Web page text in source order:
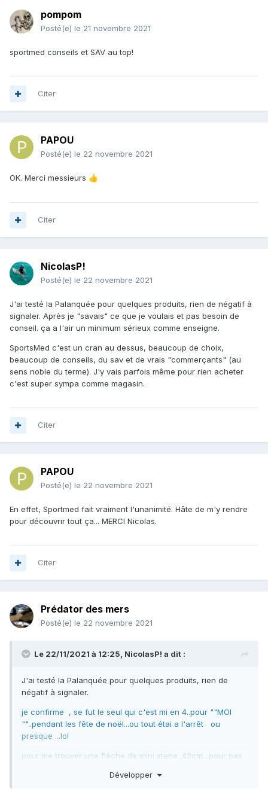
pompom
Posté(e) le 21 novembre 2021
sportmed conseils et SAV au top!
Citer
PAPOU
Posté(e) le 22 novembre 2021
OK. Merci messieurs 👍
Citer
NicolasP!
Posté(e) le 22 novembre 2021
J'ai testé la Palanquée pour quelques produits, rien de négatif à
signaler. Après je "savais" ce que je voulais et pas besoin de
conseil. ça a l'air un minimum sérieux comme enseigne.
SportsMed c'est un cran au dessus, beaucoup de choix,
beaucoup de conseils, du sav et de vrais "commerçants" (au
sens noble du terme). J'y vais parfois même pour rien acheter
c'est super sympa comme magasin.
Citer
PAPOU
Posté(e) le 22 novembre 2021
En effet, Sportmed fait vraiment l'unanimité. Hâte de m'y rendre
pour découvrir tout ça... MERCI Nicolas.
Citer
Prédator des mers
Posté(e) le 22 novembre 2021
Le 22/11/2021 à 12:25, NicolasP! a dit :
J'ai testé la Palanquée pour quelques produits, rien de
négatif à signaler.
je confirme , se fut le seul qui c'est mi en 4..pour ""MOI
""..pendant les fête de noël...ou tout étai a l'arrêt ou
presque ...lol
pour me trouver une flèche de mini stene .42cm ..pour pas
Développer